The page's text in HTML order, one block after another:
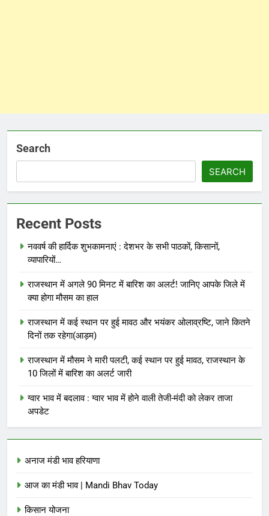
Search
SEARCH
Recent Posts
नववर्ष की हार्दिक शुभकामनाएं : देशभर के सभी पाठकों, किसानों,
व्यापारियों…
राजस्थान में अगले 90 मिनट में बारिश का अलर्ट! जानिए आपके जिले में
क्या होगा मौसम का हाल
राजस्थान में कई स्थान पर हुई मावठ और भयंकर ओलाव्रष्टि, जाने कितने
दिनों तक रहेगा(आड़म)
राजस्थान में मौसम ने मारी पलटी, कई स्थान पर हुई मावठ, राजस्थान के
10 जिलों में बारिश का अलर्ट जारी
ग्वार भाव में बदलाव : ग्वार भाव में होने वाली तेजी-मंदी को लेकर ताजा
अपडेट
अनाज मंडी भाव हरियाणा
आज का मंडी भाव | Mandi Bhav Today
किसान योजना